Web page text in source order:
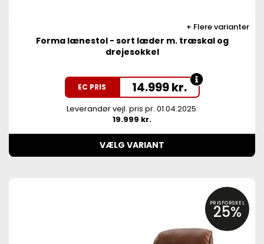
Flere varianter
Forma lænestol - sort læder m. træskal og
drejesokkel
EC PRIS 14.999kr.
Leverandør vejl. pris pr. 01.04.2025:
19.999 kr.
VÆLG VARIANT
PRISFORSKEL
25%